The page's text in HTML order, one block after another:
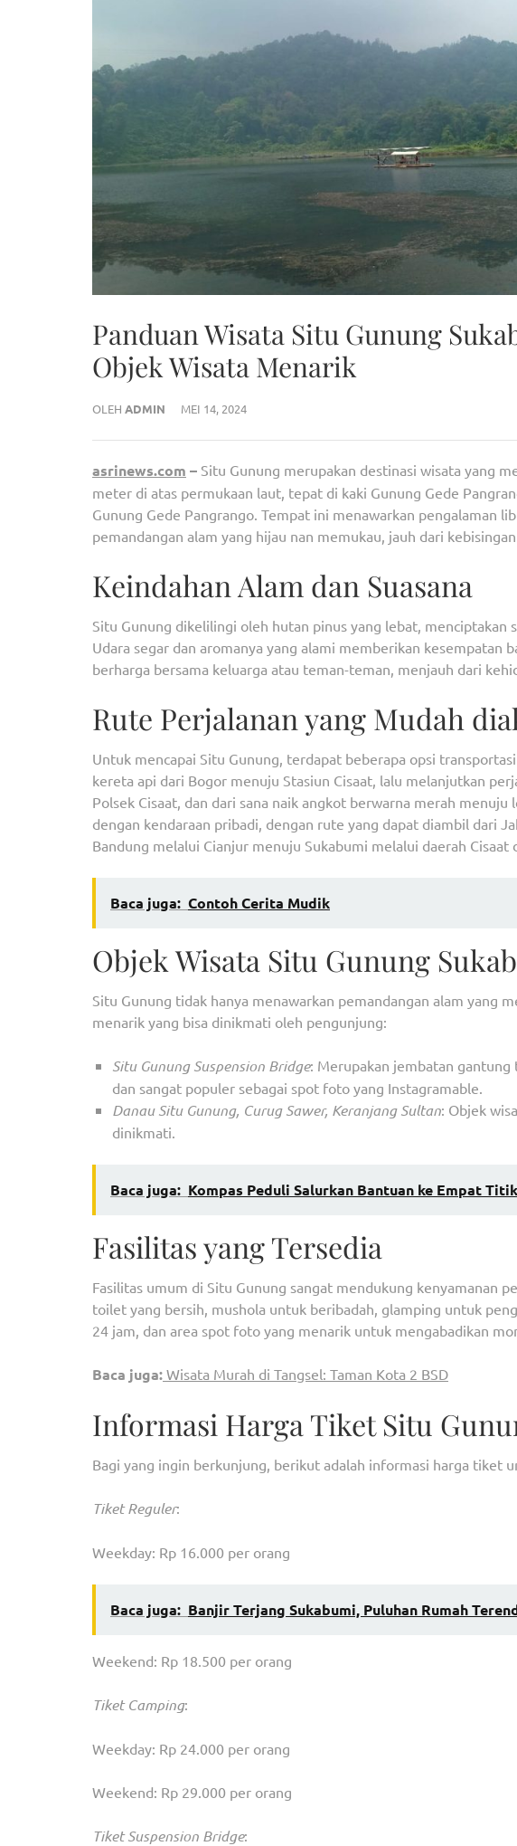
Panduan Wisata Situ Gunung
Objek Wisata Menarik
OLEH ADMIN MEI 14, 2024
asrinews.com – Situ Gunung merupakan destinasi wisata yang
meter di atas permukaan laut, tepat di kaki Gunung Gede
Gunung Gede Pangrango. Tempat ini menawarkan pengalaman
pemandangan alam yang hijau nan memukau, jauh dari
Keindahan Alam dan Suasana
Situ Gunung dikelilingi oleh hutan pinus yang lebat, menciptakan
Udara segar dan aromanya yang alami memberikan
berharga bersama keluarga atau teman-teman, menjauh dari
Rute Perjalanan yang Mudah
Untuk mencapai Situ Gunung, terdapat beberapa opsi
kereta api dari Bogor menuju Stasiun Cisaat, lalu melanjutkan
Polsek Cisaat, dan dari sana naik angkot berwarna merah
dengan kendaraan pribadi, dengan rute yang dapat diambil dari
Bandung melalui Cianjur menuju Sukabumi melalui daerah Cisaat
Baca juga: Contoh Cerita Mudik
Objek Wisata Situ Gunung
Situ Gunung tidak hanya menawarkan pemandangan alam yang
menarik yang bisa dinikmati oleh pengunjung:
Situ Gunung Suspension Bridge: Merupakan jembatan
dan sangat populer sebagai spot foto yang Instagramable.
Danau Situ Gunung, Curug Sawer, Keranjang Sultan: Objek
dinikmati.
Baca juga: Kompas Peduli Salurkan Bantuan ke Empat
Fasilitas yang Tersedia
Fasilitas umum di Situ Gunung sangat mendukung kenyamanan
toilet yang bersih, mushola untuk beribadah, glamping untuk
24 jam, dan area spot foto yang menarik untuk mengabadikan
Baca juga: Wisata Murah di Tangsel: Taman Kota 2 BSD
Informasi Harga Tiket Situ
Bagi yang ingin berkunjung, berikut adalah informasi harga tiket
Tiket Reguler:
Weekday: Rp 16.000 per orang
Baca juga: Banjir Terjang Sukabumi, Puluhan Rumah
Weekend: Rp 18.500 per orang
Tiket Camping:
Weekday: Rp 24.000 per orang
Weekend: Rp 29.000 per orang
Tiket Suspension Bridge: